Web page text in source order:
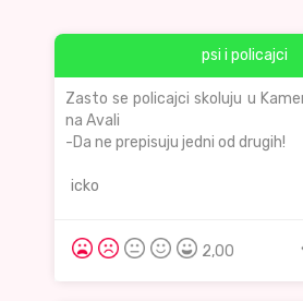
psi i policajci
Zasto se policajci skoluju u
na Avali
-Da ne prepisuju jedni od drugih!
icko
2,00